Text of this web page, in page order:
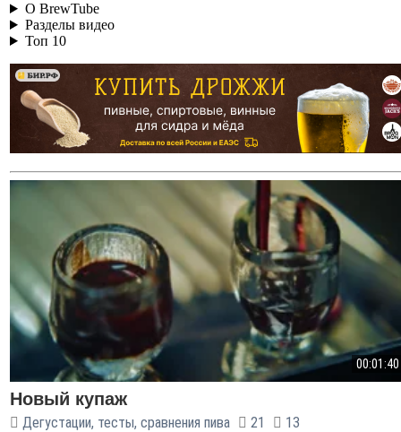
О BrewTube
Разделы видео
Топ 10
00:01:40
Новый купаж
Дегустации, тесты, сравнения пива 21 13